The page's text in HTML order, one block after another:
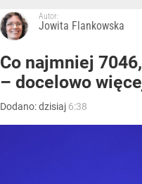
Autor:
Jowita Flankowska
Co najmniej
– docelowo
Dodano:dzisiaj 6:38